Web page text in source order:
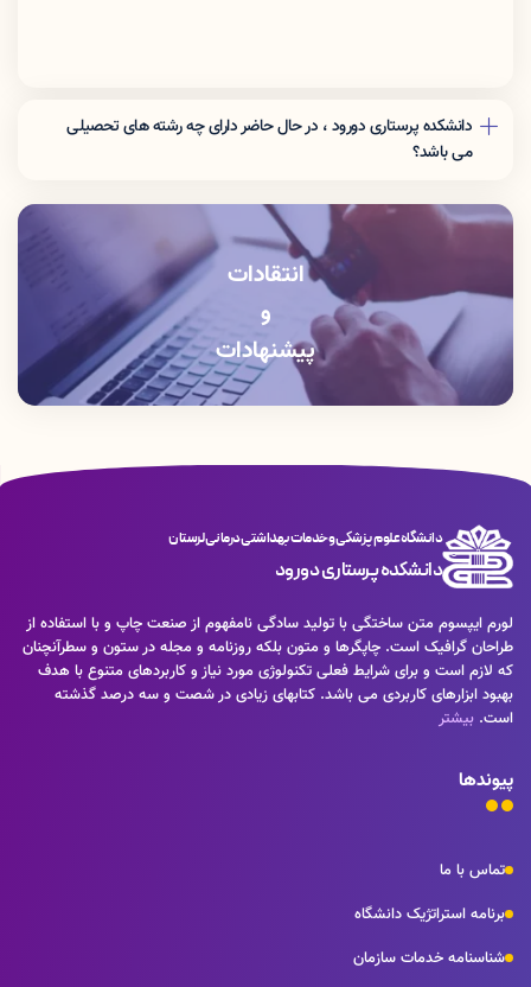
دانشکده پرستاری دورود ، در حال حاضر دارای چه رشته های تحصیلی
می باشد؟
کاردانی و کارشناسی پیوسته فوریت های پزشکی و همچنین کارشناسی
ناپیوسته بهداشت عمومی می باشد.
انتقادات
و
پیشنهادات
دانشگاه علوم پزشکی و خدمات بهداشتی درمانی لرستان
دانشکده پرستاری دورود
لورم ایپسوم متن ساختگی با تولید سادگی نامفهوم از صنعت چاپ و با استفاده از
طراحان گرافیک است. چاپگرها و متون بلکه روزنامه و مجله در ستون و سطرآنچنان
که لازم است و برای شرایط فعلی تکنولوژی مورد نیاز و کاربردهای متنوع با هدف
بهبود ابزارهای کاربردی می باشد. کتابهای زیادی در شصت و سه درصد گذشته
است. بیشتر
پیوندها
تماس با ما
برنامه استراتژیک دانشگاه
شناسنامه خدمات سازمان